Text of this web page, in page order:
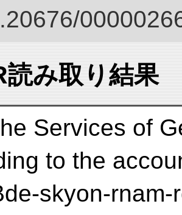
読み取り結果
Services of
to the
skyon-rnam-